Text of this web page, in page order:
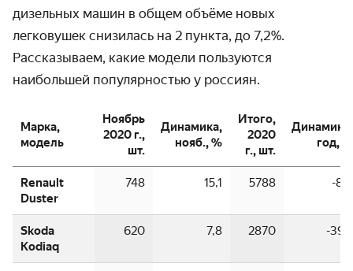
дизельных машин в общем объёме новых
легковушек снизилась на 2 пункта, до 7,2%.
Рассказы­ваем, какие модели пользуются
наибольшей популярностью у россиян.
Марка,
модель
Ноябрь
2020 г.,
шт.
Динамика,
нояб., %
Итого,
2020
г., шт.
Динамика,
год, %
Renault
Duster
748 15,1 5788 -8,0
Skoda
Kodiaq
620 7,8 2870 -39,5